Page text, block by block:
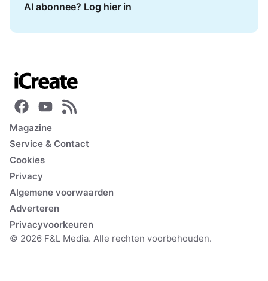
Al abonnee? Log hier in
Magazine
Service & Contact
Cookies
Privacy
Algemene voorwaarden
Adverteren
Privacyvoorkeuren
© 2026 F&L Media. Alle rechten voorbehouden.